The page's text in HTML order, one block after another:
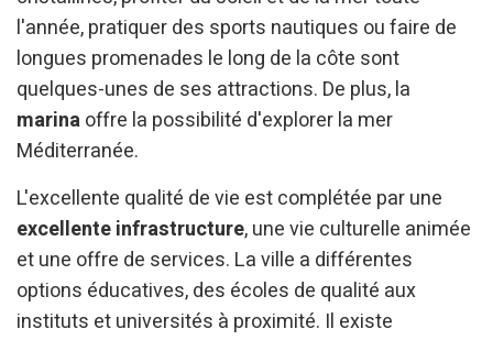
l'année, pratiquer des sports nautiques ou faire de
longues promenades le long de la côte sont
quelques-unes de ses attractions. De plus, la
marinaoffre la possibilité d'explorer la mer
Méditerranée.
L'excellente qualité de vie est complétée par une
excellente infrastructure, une vie culturelle animée
et une offre de services. La ville a différentes
options éducatives, des écoles de qualité aux
instituts et universités à proximité. Il existe